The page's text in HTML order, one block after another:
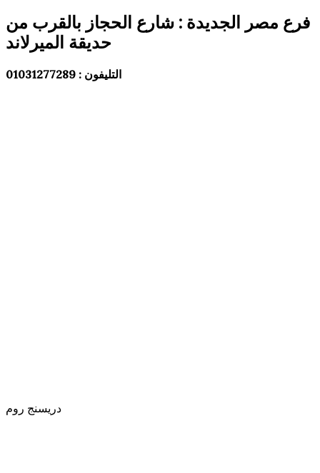
فرع مصر الجديدة : شارع الحجاز بالقرب من
حديقة الميرلاند
التليفون : 01031277289
دريسنج روم